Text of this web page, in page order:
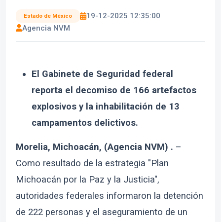
Estado de México
19-12-2025 12:35:00
Agencia NVM
El Gabinete de Seguridad federal
reporta el decomiso de 166 artefactos
explosivos y la inhabilitación de 13
campamentos delictivos.
Morelia, Michoacán, (Agencia NVM) . –
Como resultado de la estrategia "Plan
Michoacán por la Paz y la Justicia",
autoridades federales informaron la detención
de 222 personas y el aseguramiento de un